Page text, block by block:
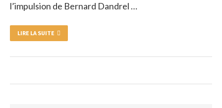
l’impulsion de Bernard Dandrel …
LIRE LA SUITE